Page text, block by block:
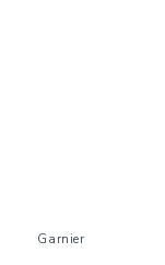
Garnier